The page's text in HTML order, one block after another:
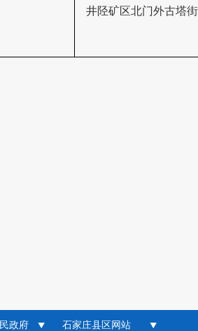
井陉矿区北门外古塔街